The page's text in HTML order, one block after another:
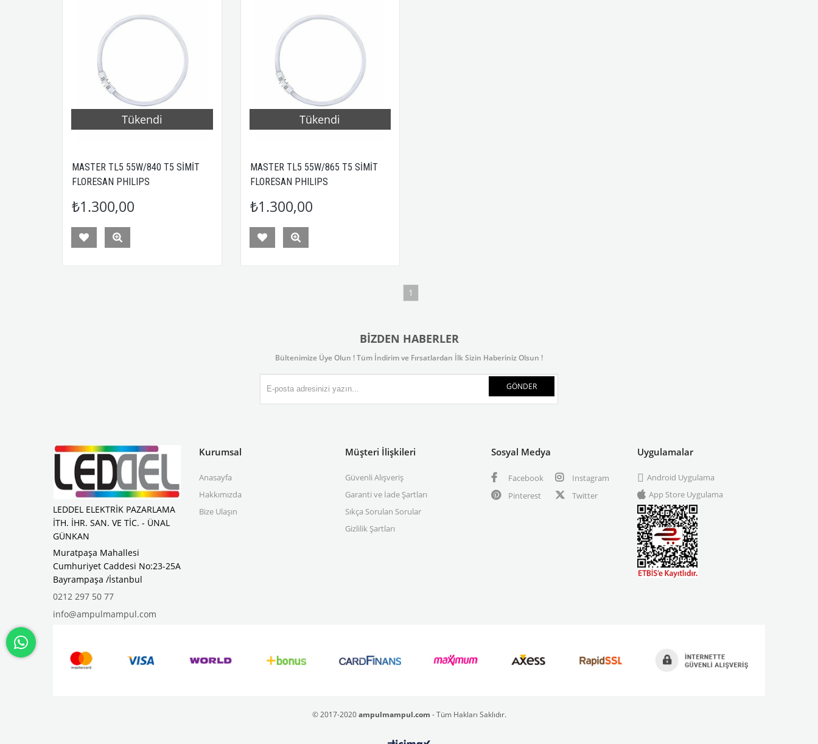
Tükendi
MASTER TL5 55W/840 T5 SİMİT
FLORESAN PHILIPS
₺1.300,00
Tükendi
MASTER TL5 55W/865 T5 SİMİT
FLORESAN PHILIPS
₺1.300,00
1
BIZDEN HABERLER
Bültenimize Üye Olun ! Tüm İndirim ve Fırsatlardan İlk Sizin Haberiniz Olsun !
GÖNDER
LEDDEL ELEKTRİK PAZARLAMA
İTH. İHR. SAN. VE TİC. - ÜNAL
GÜNKAN
Muratpaşa Mahallesi
Cumhuriyet Caddesi No:23-25A
Bayrampaşa /İstanbul
0212 297 50 77
info@ampulmampul.com
Kurumsal
Anasayfa
Hakkımızda
Bize Ulaşın
Müşteri İlişkileri
Güvenli Alışveriş
Garanti ve İade Şartları
Sıkça Sorulan Sorular
Gizlilik Şartları
Sosyal Medya
Facebook
Instagram
Pinterest
Twitter
Uygulamalar
Android Uygulama
App Store Uygulama
© 2017-2020ampulmampul.com - Tüm Hakları Saklıdır.